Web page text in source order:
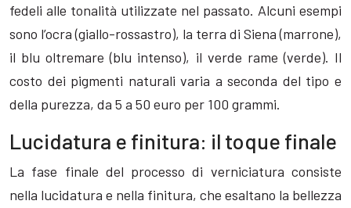
fedeli alle tonalità utilizzate nel passato. Alcuni esempi
sono l’ocra (giallo-rossastro), la terra di Siena (marrone),
il blu oltremare (blu intenso), il verde rame (verde). Il
costo dei pigmenti naturali varia a seconda del tipo e
della purezza, da 5 a 50 euro per 100 grammi.
Lucidatura e finitura: il toque finale
La fase finale del processo di verniciatura consiste
nella lucidatura e nella finitura, che esaltano la bellezza